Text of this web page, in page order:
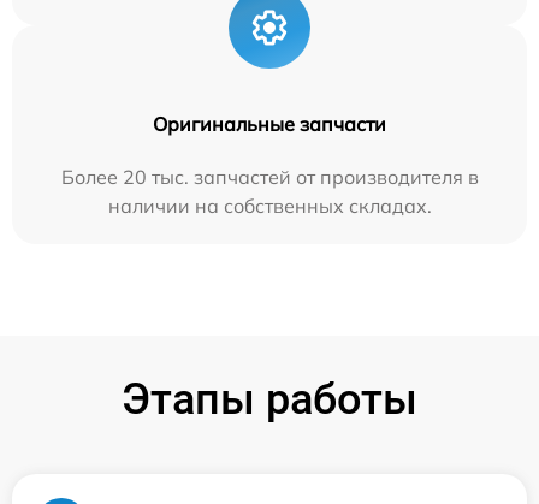
Оригинальные запчасти
Более 20 тыс. запчастей от производителя в
наличии на собственных складах.
Этапы работы